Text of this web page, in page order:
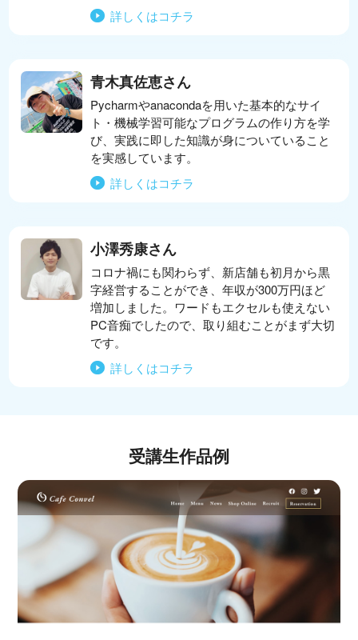
詳しくはコチラ
青木真佐恵さん
Pycharmやanacondaを用いた基本的なサイ
ト・機械学習可能なプログラムの作り方を学
び、実践に即した知識が身についていること
を実感しています。
詳しくはコチラ
小澤秀康さん
コロナ禍にも関わらず、新店舗も初月から黒
字経営することができ、年収が300万円ほど
増加しました。ワードもエクセルも使えない
PC音痴でしたので、取り組むことがまず大切
です。
詳しくはコチラ
受講生作品例